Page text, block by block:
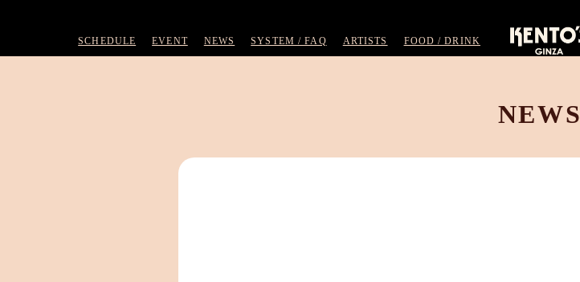
SCHEDULE EVENT NEWS SYSTEM / FAQ ARTISTS FOOD / DRINK
NEWS